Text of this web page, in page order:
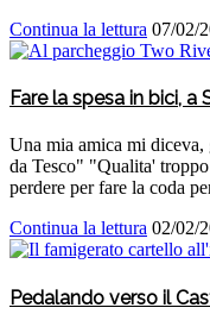
Continua la lettura 07/02/
Fare la spesa in bici, a
Una mia amica mi
da Tesco" "Qualita'
perdere per fare la coda
Continua la lettura 02/02/
Pedalando verso il